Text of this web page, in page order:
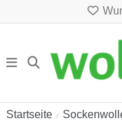
Startseite